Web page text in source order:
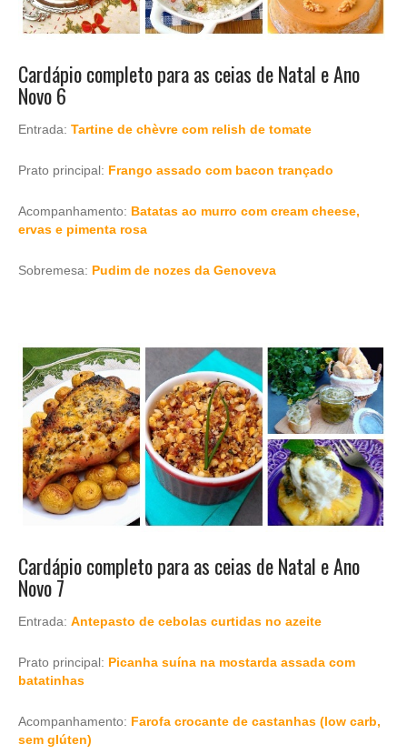
Cardápio completo para as ceias de Natal e Ano
Novo 6
Entrada: Tartine de chèvre com relish de tomate
Prato principal: Frango assado com bacon trançado
Acompanhamento: Batatas ao murro com cream cheese,
ervas e pimenta rosa
Sobremesa: Pudim de nozes da Genoveva
Cardápio completo para as ceias de Natal e Ano
Novo 7
Entrada: Antepasto de cebolas curtidas no azeite
Prato principal: Picanha suína na mostarda assada com
batatinhas
Acompanhamento: Farofa crocante de castanhas (low carb,
sem glúten)